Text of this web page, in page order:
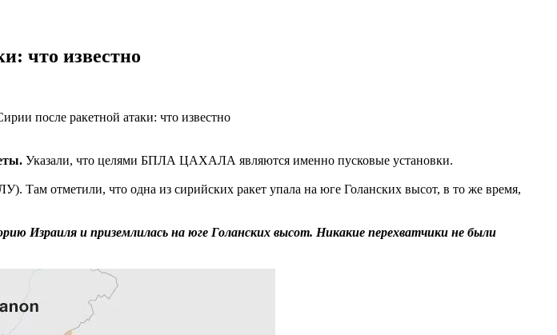
что известно
Указали, что целями БПЛА ЦАХАЛА являются именно пусковые установки.
отметили, что одна из сирийских ракет упала на юге Голанских высот, в то же время,
Израиля и приземлилась на юге Голанских высот. Никакие перехватчики не были